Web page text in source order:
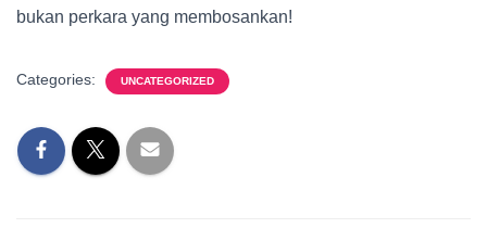
bukan perkara yang membosankan!
Categories: UNCATEGORIZED